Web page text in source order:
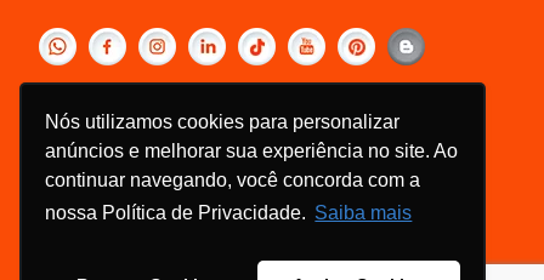
Nós utilizamos cookies para personalizar
anúncios e melhorar sua experiência no site. Ao
continuar navegando, você concorda com a
nossa Política de Privacidade. Saiba mais
Relatório Transparência Salarial
Canal de Ética